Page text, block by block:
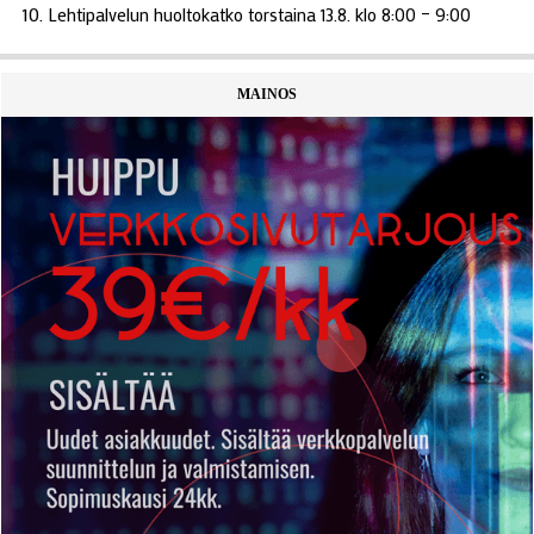
Lehtipalvelun huoltokatko torstaina 13.8. klo 8:00 – 9:00
MAINOS